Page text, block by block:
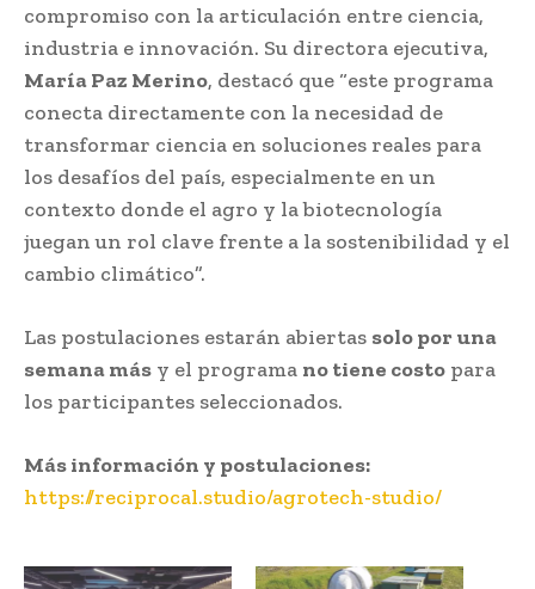
compromiso con la articulación entre ciencia,
industria e innovación. Su directora ejecutiva,
María Paz Merino, destacó que “este programa
conecta directamente con la necesidad de
transformar ciencia en soluciones reales para
los desafíos del país, especialmente en un
contexto donde el agro y la biotecnología
juegan un rol clave frente a la sostenibilidad y el
cambio climático”.
Las postulaciones estarán abiertas solo por una
semana más y el programa no tiene costo para
los participantes seleccionados.
Más información y postulaciones:
https://reciprocal.studio/agrotech-studio/